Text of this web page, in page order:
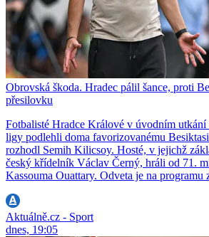
Obrovská škoda. Hradec pálil šance, proti
přesilovku
Fotbalisté Hradce Králové v úvodním
ligy podlehli doma favorizovanému
rozhodl Semih Kilicsoy. Hosté, v jejichž
český křídelník Václav Černý, hráli od 71.
Kassouma Ouattary. Odveta je na programu
Aktuálně.cz - Sport
dnes, 19:05